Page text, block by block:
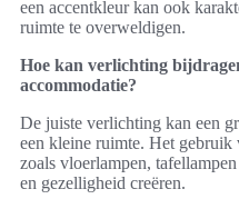
een accentkleur kan ook
ruimte te overweldigen.
Hoe kan verlichting
accommodatie?
De juiste verlichting kan een
een kleine ruimte. Het
zoals vloerlampen,
en gezelligheid creëren.